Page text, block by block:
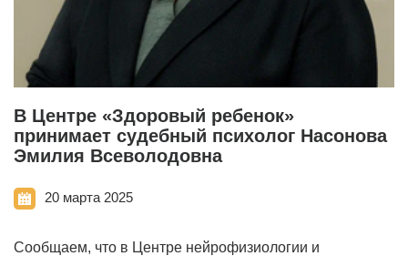
В Центре «Здоровый ребенок»
принимает судебный психолог Насонова
Эмилия Всеволодовна
20 марта 2025
Сообщаем, что в Центре нейрофизиологии и